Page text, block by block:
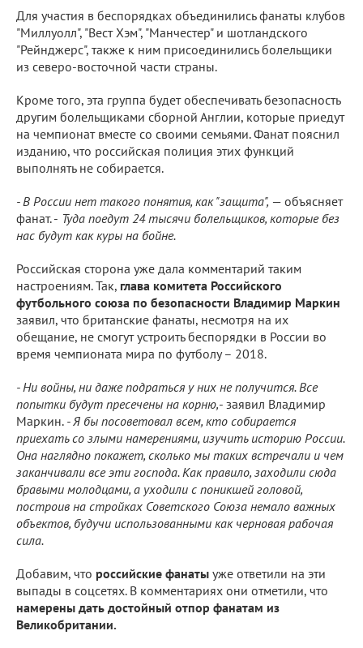
Для участия в беспорядках объединились фанаты клубов
"Миллуолл", "Вест Хэм", "Манчестер" и шотландского
"Рейнджерс", также к ним присоединились болельщики
из северо-восточной части страны.
Кроме того, эта группа будет обеспечивать безопасность
другим болельщиками сборной Англии, которые приедут
на чемпионат вместе со своими семьями. Фанат пояснил
изданию, что российская полиция этих функций
выполнять не собирается.
- В России нет такого понятия, как "защита", — объясняет
фанат. - Туда поедут 24 тысячи болельщиков, которые без
нас будут как куры на бойне.
Российская сторона уже дала комментарий таким
настроениям. Так, глава комитета Российского
футбольного союза по безопасности Владимир Маркин
заявил, что британские фанаты, несмотря на их
обещание, не смогут устроить беспорядки в России во
время чемпионата мира по футболу – 2018.
- Ни войны, ни даже подраться у них не получится. Все
попытки будут пресечены на корню,- заявил Владимир
Маркин. - Я бы посоветовал всем, кто собирается
приехать со злыми намерениями, изучить историю России.
Она наглядно покажет, сколько мы таких встречали и чем
заканчивали все эти господа. Как правило, заходили сюда
бравыми молодцами, а уходили с поникшей головой,
построив на стройках Советского Союза немало важных
объектов, будучи использованными как черновая рабочая
сила.
Добавим, что российские фанаты уже ответили на эти
выпады в соцсетях. В комментариях они отметили, что
намерены дать достойный отпор фанатам из
Великобритании.